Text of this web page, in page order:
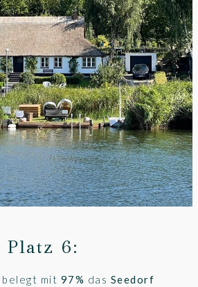
Platz 6:
mit 97% das Seedorf